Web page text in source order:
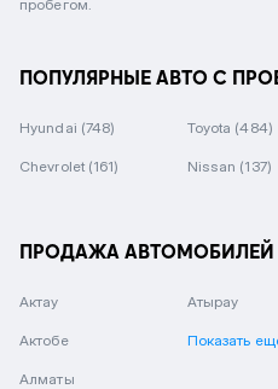
пробегом.
ПОПУЛЯРНЫЕ АВТО С
Hyundai (748) Toyota (484)
Chevrolet (161) Nissan (137)
ПРОДАЖА АВТОМОБИЛЕЙ
Актау
Актобе
Алматы
Атырау
Показать